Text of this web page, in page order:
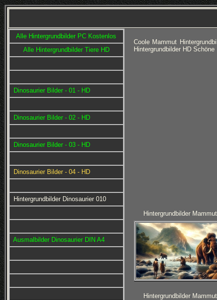
Alle Hintergrundbilder PC Kostenlos
Alle Hintergrundbilder Tiere HD
Dinosaurier Bilder - 01 - HD
Dinosaurier Bilder - 02 - HD
Dinosaurier Bilder - 03 - HD
Dinosaurier Bilder - 04 - HD
Hintergrundbilder Dinosaurier 010
Ausmalbilder Dinosaurier DIN A4
Coole Mammut
Hintergrundbilder HD
Hintergrundbilder
Hintergrundbilder